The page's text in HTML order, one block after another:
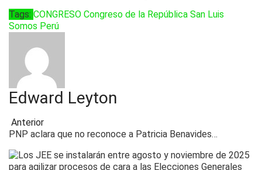
Tags: CONGRESO Congreso de la República San Luis
Somos Perú
Edward Leyton
Anterior
PNP aclara que no reconoce a Patricia Benavides…